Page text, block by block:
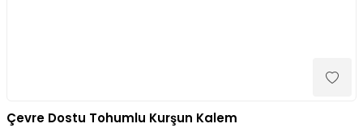
Çevre Dostu Tohumlu Kurşun Kalem